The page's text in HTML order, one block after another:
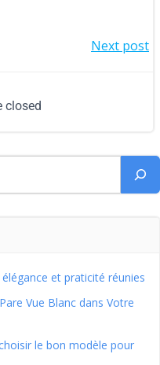
Next post
closed
et praticité réunies
Vue Blanc dans Votre
le bon modèle pour